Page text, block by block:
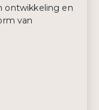
ontwikkeling en
van